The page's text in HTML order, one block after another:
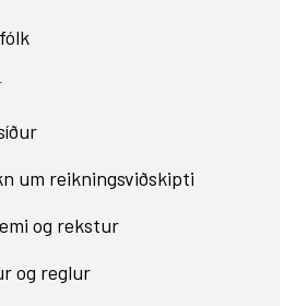
um reikningsviðskipti
og rekstur
og reglur